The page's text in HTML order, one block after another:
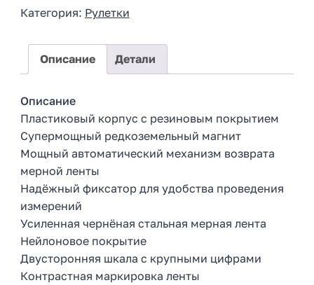
a
7
Категория: Рулетки
Описание Детали
Описание
Пластиковый корпус с резиновым покрытием
Супермощный редкоземельный магнит
Мощный автоматический механизм возврата
мерной ленты
Надёжный фиксатор для удобства проведения
измерений
Усиленная чернёная стальная мерная лента
Нейлоновое покрытие
Двусторонняя шкала с крупными цифрами
Контрастная маркировка ленты